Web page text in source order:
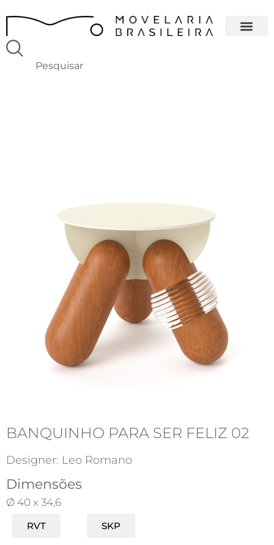
BANQUINHO PARA SER FELIZ 02
Designer: Leo Romano
Dimensões
Ø 40 x 34,6
RVT SKP